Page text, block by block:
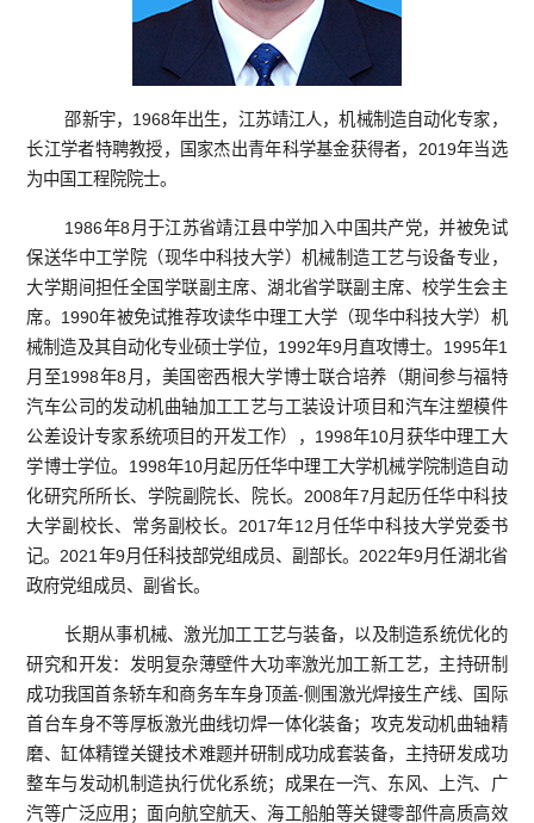
邵新宇，1968年出生，江苏靖江人，机械制造自动化专家，
长江学者特聘教授，国家杰出青年科学基金获得者，2019年当选
为中国工程院院士。
1986年8月于江苏省靖江县中学加入中国共产党，并被免试
保送华中工学院（现华中科技大学）机械制造工艺与设备专业，
大学期间担任全国学联副主席、湖北省学联副主席、校学生会主
席。1990年被免试推荐攻读华中理工大学（现华中科技大学）机
械制造及其自动化专业硕士学位，1992年9月直攻博士。1995年1
月至1998年8月，美国密西根大学博士联合培养（期间参与福特
汽车公司的发动机曲轴加工工艺与工装设计项目和汽车注塑模件
公差设计专家系统项目的开发工作），1998年10月获华中理工大
学博士学位。1998年10月起历任华中理工大学机械学院制造自动
化研究所所长、学院副院长、院长。2008年7月起历任华中科技
大学副校长、常务副校长。2017年12月任华中科技大学党委书
记。2021年9月任科技部党组成员、副部长。2022年9月任湖北省
政府党组成员、副省长。
长期从事机械、激光加工工艺与装备，以及制造系统优化的
研究和开发：发明复杂薄壁件大功率激光加工新工艺，主持研制
成功我国首条轿车和商务车车身顶盖-侧围激光焊接生产线、国际
首台车身不等厚板激光曲线切焊一体化装备；攻克发动机曲轴精
磨、缸体精镗关键技术难题并研制成功成套装备，主持研发成功
整车与发动机制造执行优化系统；成果在一汽、东风、上汽、广
汽等广泛应用；面向航空航天、海工船舶等关键零部件高质高效